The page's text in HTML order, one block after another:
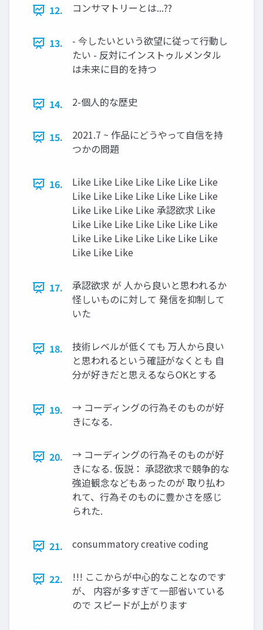
12. コンサマトリーとは...??
13.
- 今したいという欲望に従って行動し
たい - 反対にインストゥルメンタル
は未来に目的を持つ
14. 2-個人的な歴史
15.
2021.7 ~ 作品にどうやって自信を持
つかの問題
16.
Like Like Like Like Like Like Like
Like Like Like Like Like Like Like
Like Like Like Like 承認欲求 Like
Like Like Like Like Like Like Like
Like Like Like Like Like Like Like
Like Like Like
17.
承認欲求 が 人から良いと思われるか
怪しいものに対して 発信を抑制して
いた
18.
技術レベルが低くても 万人から良い
と思われるという確証がなくとも 自
分が好きだと思えるならOKとする
19.
→ コーディングの行為そのものが好
きになる.
20.
→ コーディングの行為そのものが好
きになる. 仮説： 承認欲求で競争的な
強迫観念などもあったのが 取り払わ
れて、行為そのものに豊かさを感じ
られた.
21. consummatory creative coding
22.
!!! ここからが中心的なことなのです
が、 内容が多すぎて一部省いている
ので スピードが上がります